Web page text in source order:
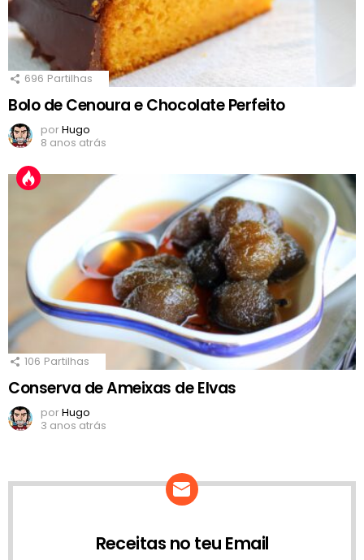
696 Partilhas
Bolo de Cenoura e Chocolate Perfeito
porHugo
8 anos atrás
106 Partilhas
Conserva de Ameixas de Elvas
porHugo
3 anos atrás
Receitas no teu Email